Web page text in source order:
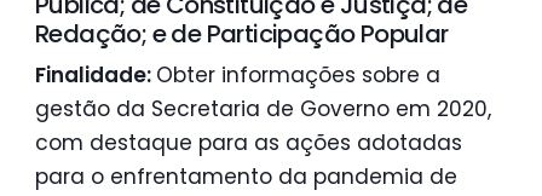
Redação; e de Participação Popular
Finalidade: Obter informações sobre a
gestão da Secretaria de Governo em 2020,
com destaque para as ações adotadas
para o enfrentamento da pandemia de